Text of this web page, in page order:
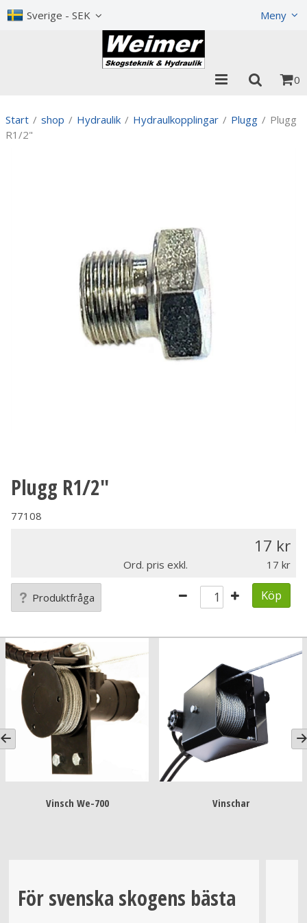
Sverige - SEK Meny
0
Start / shop / Hydraulik / Hydraulkopplingar / Plugg / Plugg
R1/2"
Plugg R1/2"
77108
17
Ord. pris exkl. 17
Produktfråga Köp
Vinsch We-700 Vinschar
För svenska skogens bästa